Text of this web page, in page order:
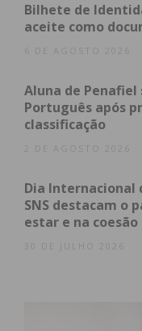
Bilhete de
aceite como
6 DE AGOSTO 2026
Aluna de
Português após
classificação
2 DE AGOSTO 2026
Dia Internacional
SNS destacam o
estar e na